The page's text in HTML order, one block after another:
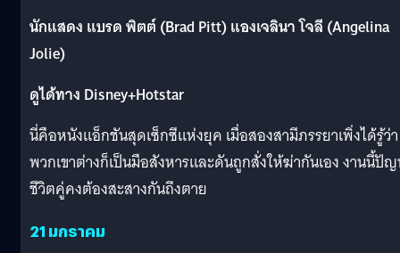
นักแสดง แบรด พิตต์ (Brad Pitt) แองเจลินา โจลี (Angelina
Jolie)
ดูได้ทาง Disney+Hotstar
นี่คือหนังแอ็กชันสุดเซ็กซีแห่งยุค เมื่อสองสามีภรรยาเพิ่งได้รู้ว่า
พวกเขาต่างก็เป็นมือสังหารและดันถูกสั่งให้ฆ่ากันเอง งานนี้ปั
ชีวิตคู่คงต้องสะสางกันถึงตาย
21 มกราคม